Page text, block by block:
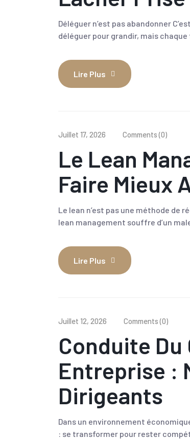
Déléguer n’est pas abandonner
déléguer pour grandir, mais chaque
Lire Plus
Juillet 17, 2026 Comments (0)
Le Lean
Faire Mieux
Le lean n’est pas une méthode de
lean management souffre d’un
Lire Plus
Juillet 12, 2026 Comments (0)
Conduite Du
Entreprise :
Dirigeants
Dans un environnement
: se transformer pour rester